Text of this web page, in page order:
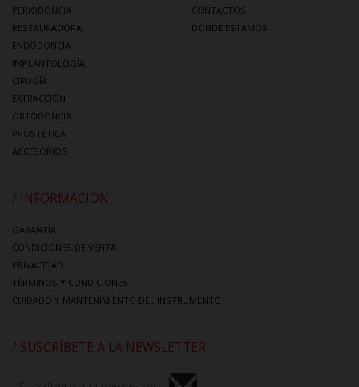
PERIODONCIA
RESTAURADORA
ENDODONCIA
IMPLANTOLOGÍA
CIRUGÍA
EXTRACCIÓN
ORTODONCIA
PROSTÉTICA
ACCESORIOS
CONTACTOS
DONDE ESTAMOS
/ INFORMACIÓN
GARANTÍA
CONDICIONES DE VENTA
PRIVACIDAD
TÉRMINOS Y CONDICIONES
CUIDADO Y MANTENIMIENTO DEL INSTRUMENTO
/ SUSCRÍBETE A LA NEWSLETTER